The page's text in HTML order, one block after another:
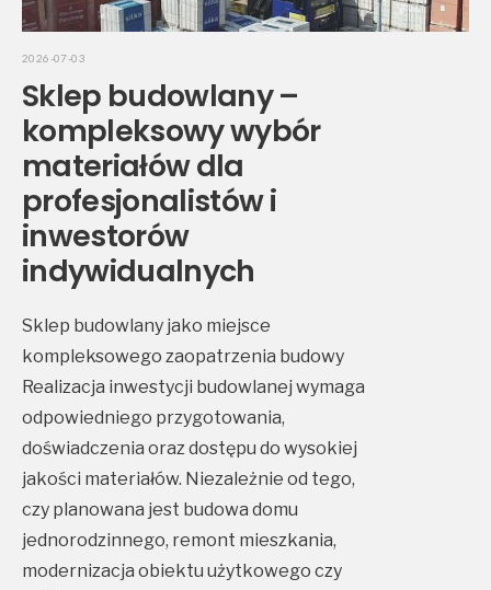
2026-07-03
Sklep budowlany –
kompleksowy wybór
materiałów dla
profesjonalistów i
inwestorów
indywidualnych
Sklep budowlany jako miejsce
kompleksowego zaopatrzenia budowy
Realizacja inwestycji budowlanej wymaga
odpowiedniego przygotowania,
doświadczenia oraz dostępu do wysokiej
jakości materiałów. Niezależnie od tego,
czy planowana jest budowa domu
jednorodzinnego, remont mieszkania,
modernizacja obiektu użytkowego czy